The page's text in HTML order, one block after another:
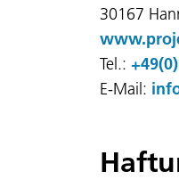
30167
Tel.:
E-Mail: